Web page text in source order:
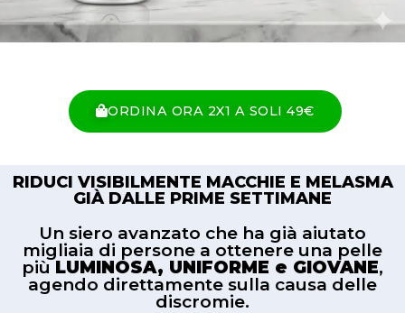
ORDINA ORA 2X1 A SOLI 49€
RIDUCI VISIBILMENTE MACCHIE E MELASMA
GIÀ DALLE PRIME SETTIMANE
Un siero avanzato che ha già aiutato
migliaia di persone a ottenere una pelle
più LUMINOSA, UNIFORME e GIOVANE,
agendo direttamente sulla causa delle
discromie.